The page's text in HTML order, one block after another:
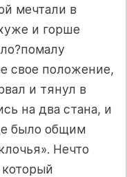
мечтали в
и горше
свое положение,
и тянул в
на два стана, и
было общим
Нечто